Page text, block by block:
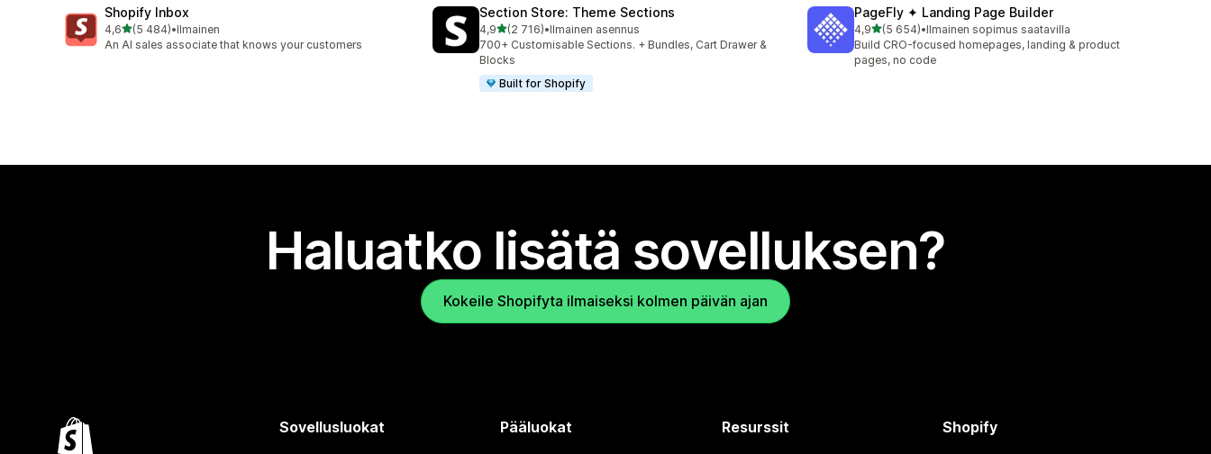
Shopify Inbox
4,6/ 5 tähteä
(5 484)
5484 arvostelua yhteensä
•Ilmainen
An AI sales associate that knows your customers
Section Store: Theme Sections
4,9/ 5 tähteä
(2 716)
2716 arvostelua yhteensä
•Ilmainen asennus
700+ Customisable Sections. + Bundles, Cart Drawer &
Blocks
Built for Shopify
PageFly ✦ Landing Page Builder
4,9/ 5 tähteä
(5 654)
5654 arvostelua yhteensä
•Ilmainen sopimus saatavilla
Build CRO-focused homepages, landing & product
pages, no code
Haluatko lisätä sovelluksen?
Kokeile Shopifyta ilmaiseksi kolmen päivän ajan
Sovellusluokat Pääluokat Resurssit Shopify